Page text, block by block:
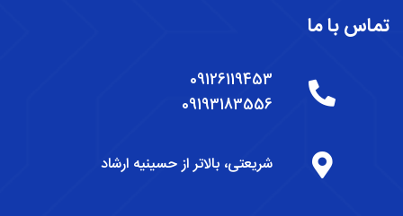
تماس با ما
09126119453
09193183556
شریعتی، بالاتر از حسینیه ارشاد